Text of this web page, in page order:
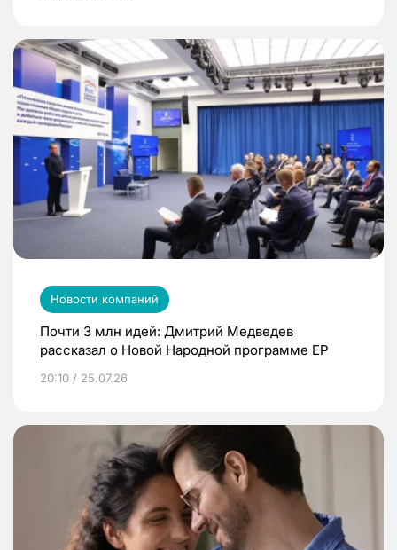
Новости компаний
Почти 3 млн идей: Дмитрий Медведев
рассказал о Новой Народной программе ЕР
20:10 / 25.07.26